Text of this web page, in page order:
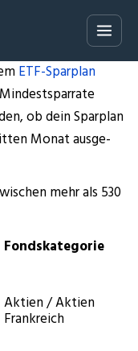
ETF-Spar­plan
ob dein Spar­plan
Monat aus­ge­
mehr als 530
Fonds­ka­te­go­rie
Akti­en / Akti­en
Frankreich